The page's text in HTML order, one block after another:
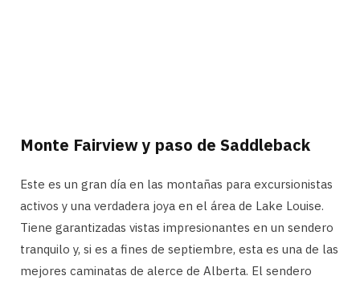
Monte Fairview y paso de Saddleback
Este es un gran día en las montañas para excursionistas
activos y una verdadera joya en el área de Lake Louise.
Tiene garantizadas vistas impresionantes en un sendero
tranquilo y, si es a fines de septiembre, esta es una de las
mejores caminatas de alerce de Alberta. El sendero